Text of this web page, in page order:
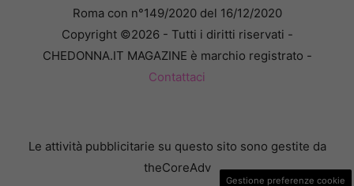
Roma con n°149/2020 del 16/12/2020
Copyright ©2026 - Tutti i diritti riservati -
CHEDONNA.IT MAGAZINE è marchio registrato -
Contattaci
Le attività pubblicitarie su questo sito sono gestite da
theCoreAdv
Gestione preferenze cookie